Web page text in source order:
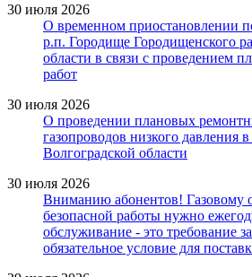
30 июля 2026
О временном приостановлении
р.п. Городище Городищенского
области в связи с проведением
работ
30 июля 2026
О проведении плановых
газопроводов низкого давления
Волгоградской области
30 июля 2026
Вниманию абонентов! Газовому
безопасной работы нужно
обслуживание - это требование
обязательное условие для